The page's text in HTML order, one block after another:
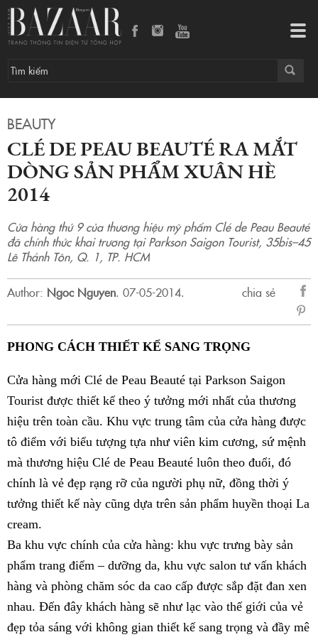
BEAUTY
CLÉ DE PEAU BEAUTÉ RA MẮT
DÒNG SẢN PHẨM XUÂN HÈ
2014
Cửa hàng thứ 9 của thương hiệu mỹ phẩm Clé de Peau Beauté
đã chính thức khai trương tại Parkson Saigon Tourist, 35bis–45
Lê Thánh Tôn, Q. 1, TP. HCM
Author: Ngoc Nguyen. 07-05-2014.
chia sẻ
sẻ
PHONG CÁCH THIẾT KẾ SANG TRỌNG
Cửa hàng mới Clé de Peau Beauté tại Parkson Saigon
Tourist được thiết kế theo ý tưởng mới nhất của thương
hiệu trên toàn cầu. Khu vực trung tâm của cửa hàng được
tô điểm với biểu tượng tựa như viên kim cương, sứ mệnh
mà thương hiệu Clé de Peau Beauté luôn theo đuổi, đó
chính là vẻ đẹp rạng rỡ của người phụ nữ, đồng thời ý
tưởng thiết kế này cũng dựa trên sản phẩm huyền thoại La
cream.
Ba khu vực chính của cửa hàng: khu vực trưng bày sản
phẩm trang điểm – dưỡng da, khu vực salon tư vấn khách
hàng và phòng chăm sóc da cao cấp được sắp đặt đan xen
nhau. Đến đây khách hàng sẽ như lạc vào thế giới của vẻ
đẹp tỏa sáng với không gian thiết kế sang trọng và đầy mê